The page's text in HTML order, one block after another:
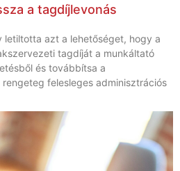
a tagdíjlevonás
letiltotta azt a lehetőséget, hogy a
tagdíját a munkáltató
és továbbítsa a
felesleges adminisztrációs